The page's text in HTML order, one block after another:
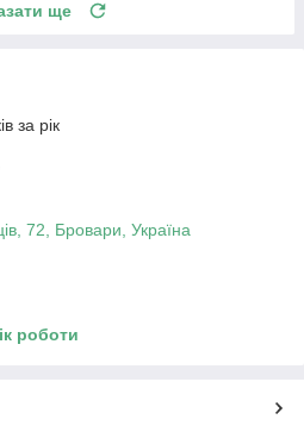
ще
за рік
72, Бровари, Україна
роботи